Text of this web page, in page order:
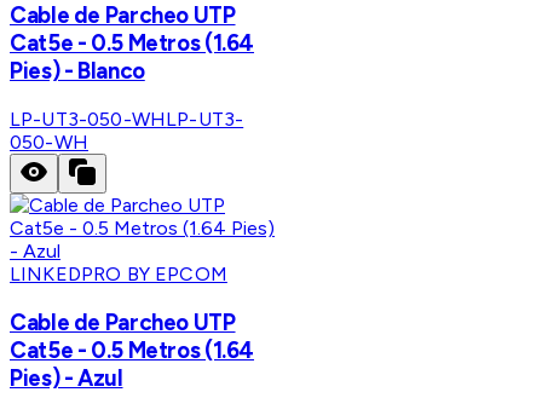
Cable de Parcheo UTP
Cat5e - 0.5 Metros (1.64
Pies) - Blanco
LP-UT3-050-WHLP-UT3-
050-WH
LINKEDPRO BY EPCOM
Cable de Parcheo UTP
Cat5e - 0.5 Metros (1.64
Pies) - Azul